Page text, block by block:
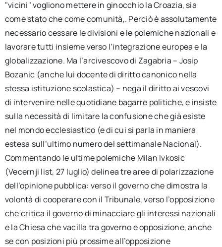
"vicini" vogliono mettere in ginocchio la Croazia, sia
come stato che come comunità,. Perciò è assolutamente
necessario cessare le divisioni e le polemiche nazionali e
lavorare tutti insieme verso l’integrazione europea e la
globalizzazione. Ma l’arcivescovo di Zagabria – Josip
Bozanic (anche lui docente di diritto canonico nella
stessa istituzione scolastica) – nega il diritto ai vescovi
di intervenire nelle quotidiane bagarre politiche, e insiste
sulla necessità di limitare la confusione che già esiste
nel mondo ecclesiastico (e di cui si parla in maniera
estesa sull’ultimo numero del settimanale Nacional).
Commentando le ultime polemiche Milan Ivkosic
(Vecernji list, 27 luglio) delinea tre aree di polarizzazione
dell’opinione pubblica: verso il governo che dimostra la
volontà di cooperare con il Tribunale, verso l’opposizione
che critica il governo di minacciare gli interessi nazionali
e la Chiesa che vacilla tra governo e opposizione, anche
se con posizioni più prossime all’opposizione